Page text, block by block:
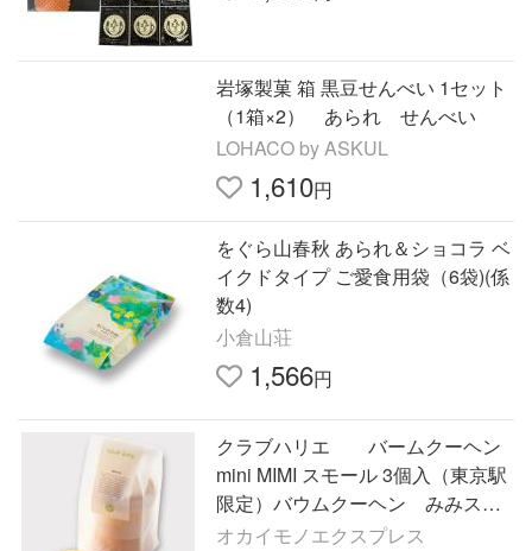
岩塚製菓 箱 黒豆せんべい 1セット
（1箱×2） あられ せんべい
LOHACO by ASKUL
1,610円
をぐら山春秋 あられ＆ショコラ ベ
イクドタイプ ご愛食用袋（6袋)(係
数4)
小倉山荘
1,566円
クラブハリエ バームクーヘン
mini MIMI スモール 3個入（東京駅
限定）バウムクーヘン みみスモ
ール 3個入り
オカイモノエクスプレス